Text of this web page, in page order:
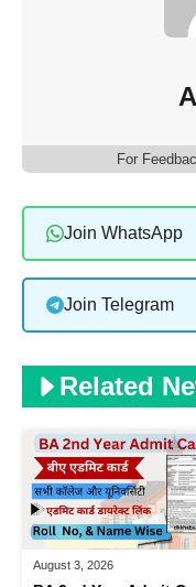
For
Join WhatsApp
Join Telegram
Related
August 3, 2026